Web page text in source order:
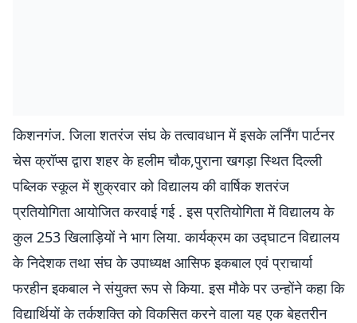
किशनगंज. जिला शतरंज संघ के तत्वावधान में इसके लर्निंग पार्टनर
चेस क्रॉप्स द्वारा शहर के हलीम चौक,पुराना खगड़ा स्थित दिल्ली
पब्लिक स्कूल में शुक्रवार को विद्यालय की वार्षिक शतरंज
प्रतियोगिता आयोजित करवाई गई . इस प्रतियोगिता में विद्यालय के
कुल 253 खिलाड़ियों ने भाग लिया. कार्यक्रम का उद्घाटन विद्यालय
के निदेशक तथा संघ के उपाध्यक्ष आसिफ इकबाल एवं प्राचार्या
फरहीन इकबाल ने संयुक्त रूप से किया. इस मौके पर उन्होंने कहा कि
विद्यार्थियों के तर्कशक्ति को विकसित करने वाला यह एक बेहतरीन